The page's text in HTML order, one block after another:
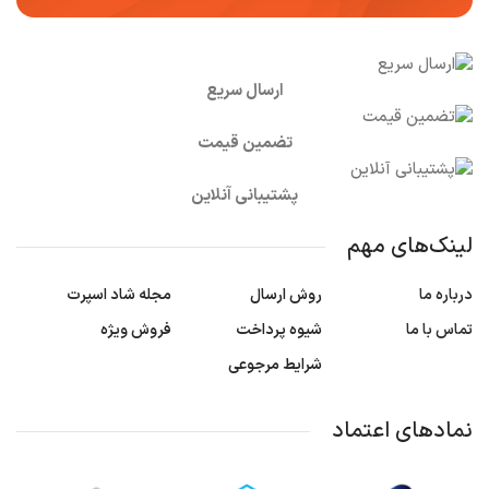
ارسال سریع
تضمین قیمت
پشتیبانی آنلاین
لینک‌های مهم
درباره ما
تماس با ما
روش ارسال
شیوه پرداخت
شرایط مرجوعی
مجله شاد اسپرت
فروش ویژه
نمادهای اعتماد